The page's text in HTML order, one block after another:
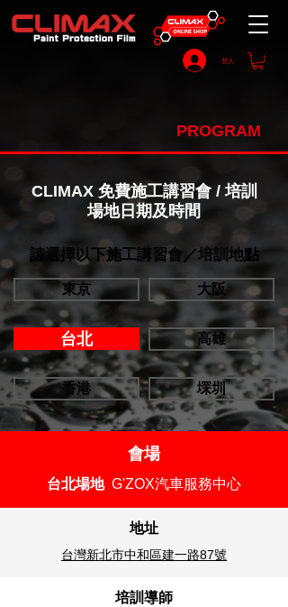
登入
PROGRAM
CLIMAX 免費施工講習會 / 培訓
場地日期及時間
​請選擇以下施工講習會／培訓地點
東京 大阪
台北 高雄
香港 堔圳
會場
台北場地 G'ZOX汽車服務中心
地址
台灣新北市中和區建一路87號
培訓導師